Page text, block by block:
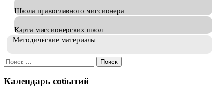
Школа православного миссионера
Карта миссионерских школ
Методические материалы
Искать:
Календарь событий